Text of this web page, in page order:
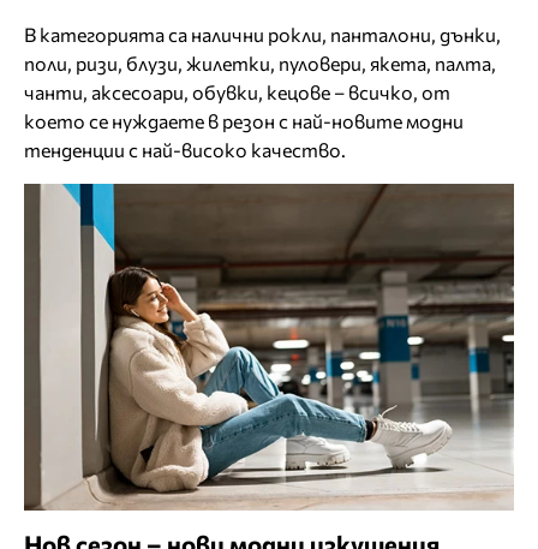
В категорията са налични рокли, панталони, дънки,
поли, ризи, блузи, жилетки, пуловери, якета, палта,
чанти, аксесоари, обувки, кецове – всичко, от
което се нуждаете в резон с най-новите модни
тенденции с най-високо качество.